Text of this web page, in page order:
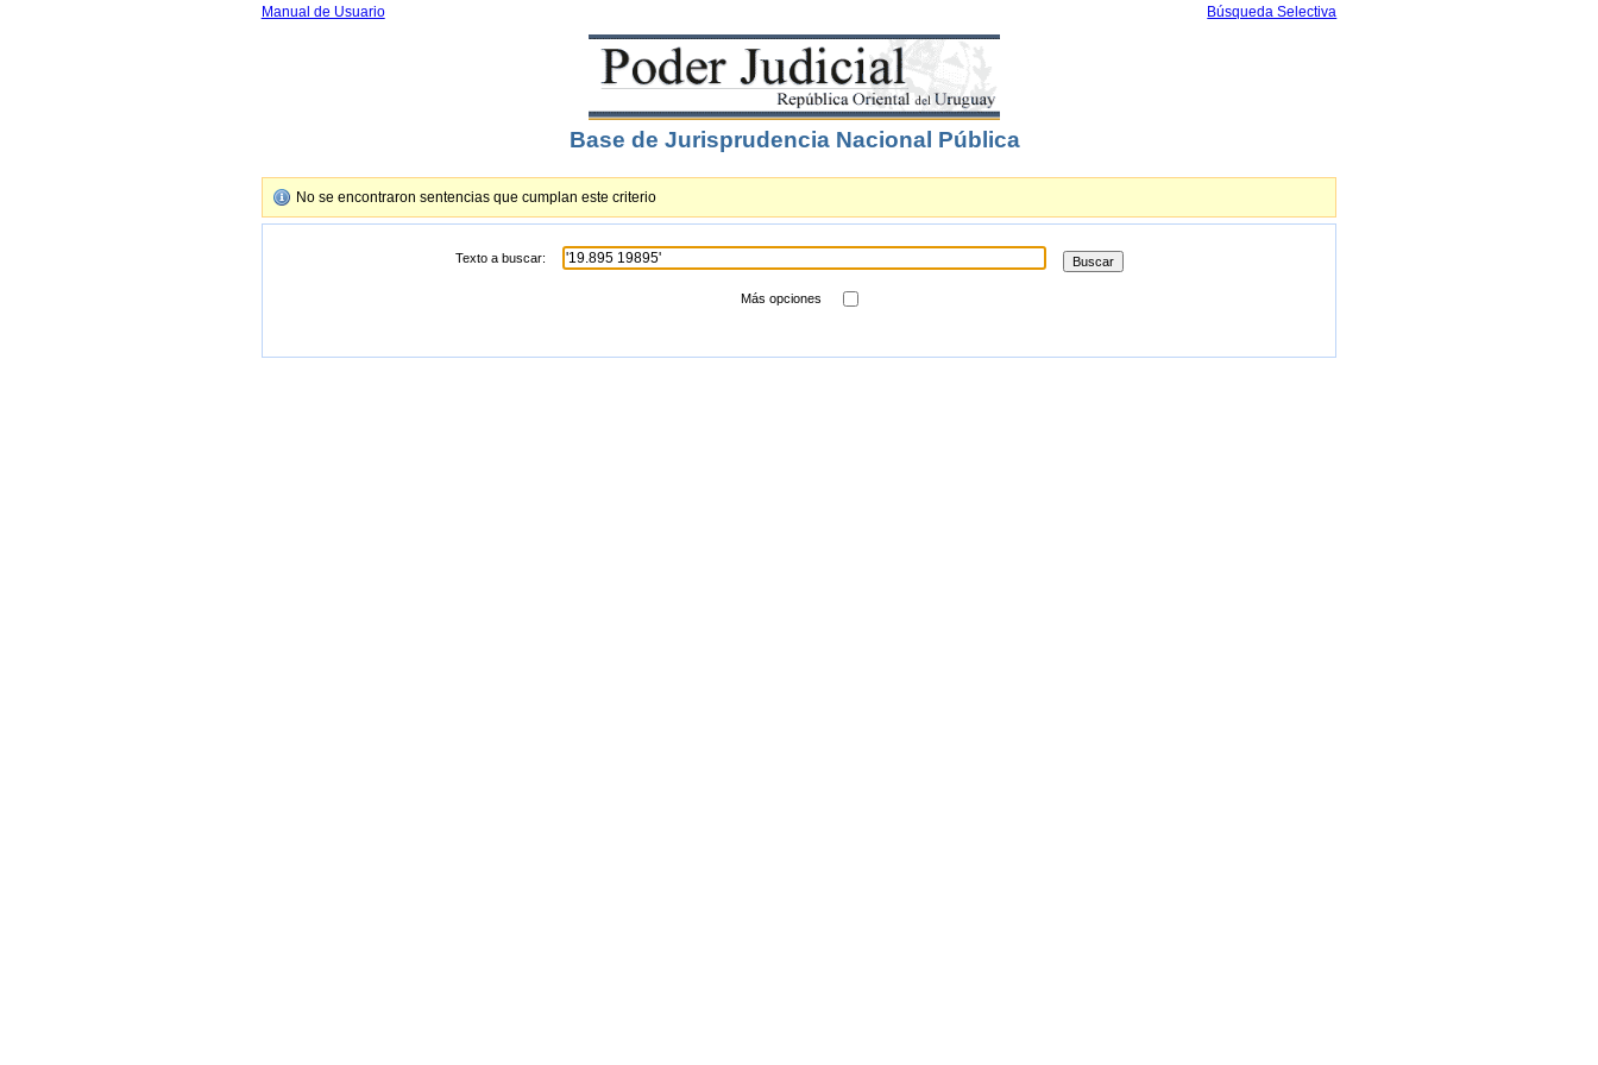
Manual de Usuario Búsqueda Selectiva
Base de Jurisprudencia Nacional Pública
No se encontraron sentencias que cumplan este criterio
Texto a buscar:
Más opciones